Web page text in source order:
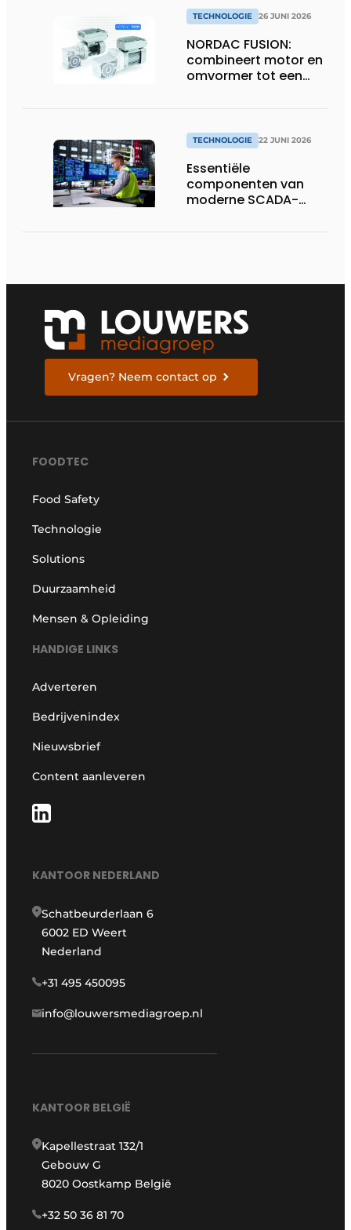
industriële
codeerprocessen
TECHNOLOGIE 26 JUNI 2026
NORDAC FUSION:
combineert motor en
omvormer tot een
TECHNOLOGIE 22 JUNI 2026
Essentiële
componenten van
moderne SCADA-
Vragen? Neem contact op
FOODTEC
Food Safety
Technologie
Solutions
Duurzaamheid
Mensen & Opleiding
HANDIGE LINKS
Adverteren
Bedrijvenindex
Nieuwsbrief
Content aanleveren
KANTOOR NEDERLAND
Schatbeurderlaan 6
6002 ED Weert
Nederland
+31 495 450095
info@louwersmediagroep.nl
KANTOOR BELGIË
Kapellestraat 132/1
Gebouw G
8020 Oostkamp België
+32 50 36 81 70